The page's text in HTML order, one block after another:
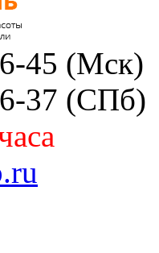
45 (Мск)
37 (СПб)